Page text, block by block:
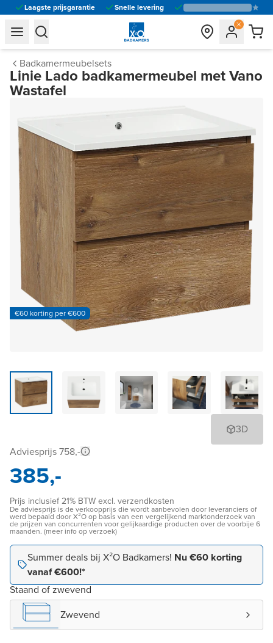
Laagste prijsgarantie Snelle levering
general.navigation.toggle_menu.label
general.navigation.toggle_menu.label
Badkamermeubelsets
Linie Lado badkamermeubel met Vano
Wastafel
€60 korting per €600
3D
Adviesprijs 758,-
385,-
Prijs inclusief 21% BTW excl. verzendkosten
De adviesprijs is de verkoopprijs die wordt aanbevolen door leveranciers of
werd bepaald door X²O op basis van een vergelijkend marktonderzoek van
de prijzen van concurrenten voor gelijkaardige producten over de voorbije 6
maanden. (meer info op verzoek)
Summer deals bij X²O Badkamers! Nu €60 korting
vanaf €600!*
Staand of zwevend
Zwevend